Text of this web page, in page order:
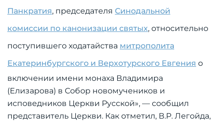
Панкратия, председателя Синодальной
комиссии по канонизации святых, относительно
поступившего ходатайства митрополита
Екатеринбургского и Верхотурского Евгения о
включении имени монаха Владимира
(Елизарова) в Собор новомучеников и
исповедников Церкви Русской», — сообщил
представитель Церкви. Как отметил, В.Р. Легойда,